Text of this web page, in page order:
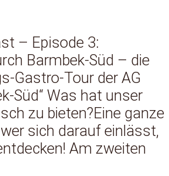
– Episode 3:
Barmbek-Süd – die
Gastro-Tour der AG
Süd“ Was hat unser
zu bieten?Eine ganze
sich darauf einlässt,
Am zweiten